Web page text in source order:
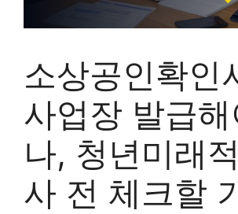
소상공인확인
사업장 발급
나, 청년미래
사 전 체크할